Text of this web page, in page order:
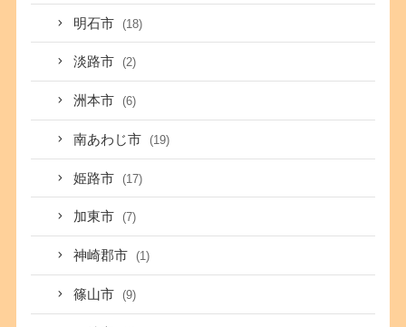
明石市 (18)
淡路市 (2)
洲本市 (6)
南あわじ市 (19)
姫路市 (17)
加東市 (7)
神崎郡市 (1)
篠山市 (9)